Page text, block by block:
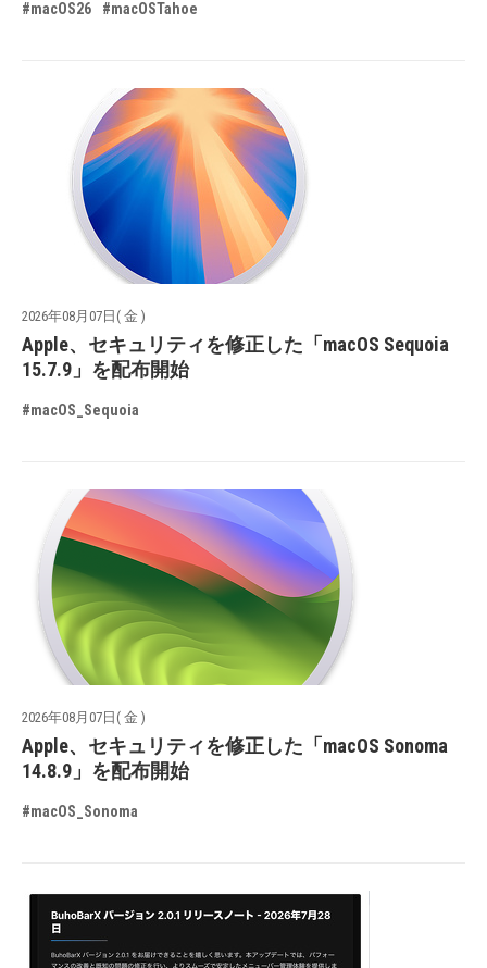
#macOS26 #macOSTahoe
2026年08月07日( 金 )
Apple、セキュリティを修正した「macOS Sequoia
15.7.9」を配布開始
#macOS_Sequoia
2026年08月07日( 金 )
Apple、セキュリティを修正した「macOS Sonoma
14.8.9」を配布開始
#macOS_Sonoma